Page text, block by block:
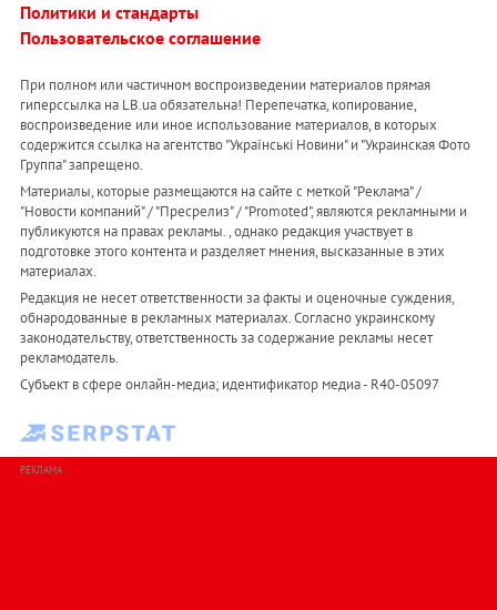
Политики и стандарты
Пользовательское соглашение
При полном или частичном воспроизведении материалов прямая
гиперссылка на LB.ua обязательна! Перепечатка, копирование,
воспроизведение или иное использование материалов, в которых
содержится ссылка на агентство "Українськi Новини" и "Украинская Фото
Группа" запрещено.
Материалы, которые размещаются на сайте с меткой "Реклама" /
"Новости компаний" / "Пресрелиз" / "Promoted", являются рекламными и
публикуются на правах рекламы. , однако редакция участвует в
подготовке этого контента и разделяет мнения, высказанные в этих
материалах.
Редакция не несет ответственности за факты и оценочные суждения,
обнародованные в рекламных материалах. Согласно украинскому
законодательству, ответственность за содержание рекламы несет
рекламодатель.
Субъект в сфере онлайн-медиа; идентификатор медиа - R40-05097
РЕКЛАМА